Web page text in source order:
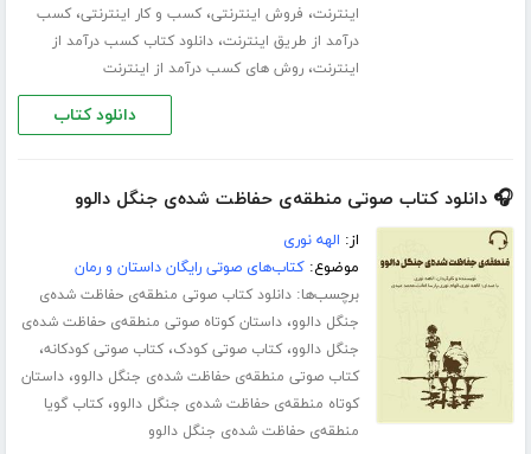
اینترنت، فروش اینترنتی،کسب و کار اینترنتی،کسب
درآمد از طریق اینترنت،دانلود کتاب کسب درآمد از
اینترنت،روش های کسب درآمد از اینترنت
دانلود کتاب
🎧 دانلود کتاب صوتی منطقه‌ی حفاظت شده‌ی جنگل دالوو
از: الهه نوری
موضوع:کتاب‌های صوتی رایگان داستان و رمان
برچسب‌ها:دانلود کتاب صوتی منطقه‌ی حفاظت شده‌ی
جنگل دالوو،داستان کوتاه صوتی منطقه‌ی حفاظت شده‌ی
جنگل دالوو،کتاب صوتی کودک،کتاب صوتی کودکانه،
کتاب صوتی منطقه‌ی حفاظت شده‌ی جنگل دالوو،داستان
کوتاه منطقه‌ی حفاظت شده‌ی جنگل دالوو،کتاب گویا
منطقه‌ی حفاظت شده‌ی جنگل دالوو